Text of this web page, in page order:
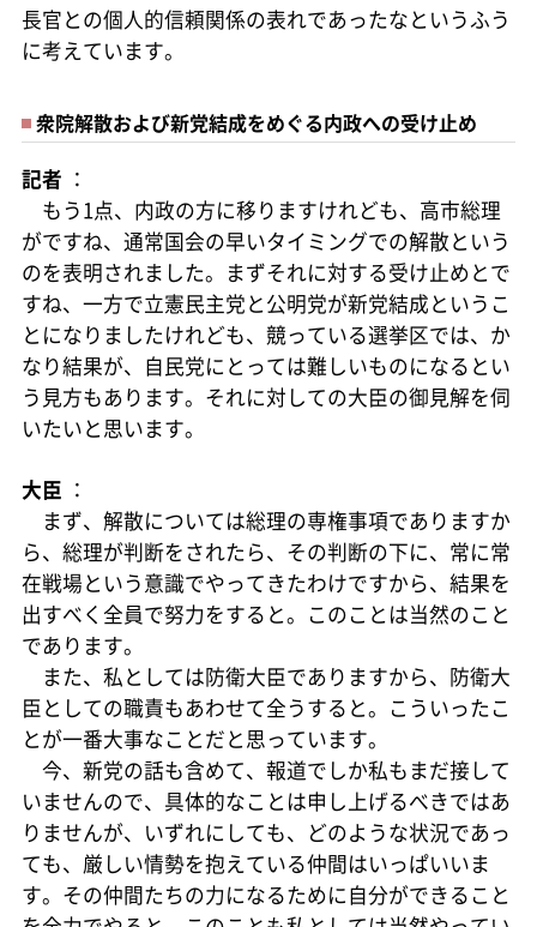
長官との個人的信頼関係の表れであったなというふう
に考えています。
衆院解散および新党結成をめぐる内政への受け止め
記者 ：
もう1点、内政の方に移りますけれども、高市総理
がですね、通常国会の早いタイミングでの解散という
のを表明されました。まずそれに対する受け止めとで
すね、一方で立憲民主党と公明党が新党結成というこ
とになりましたけれども、競っている選挙区では、か
なり結果が、自民党にとっては難しいものになるとい
う見方もあります。それに対しての大臣の御見解を伺
いたいと思います。
大臣 ：
まず、解散については総理の専権事項でありますか
ら、総理が判断をされたら、その判断の下に、常に常
在戦場という意識でやってきたわけですから、結果を
出すべく全員で努力をすると。このことは当然のこと
であります。
また、私としては防衛大臣でありますから、防衛大
臣としての職責もあわせて全うすると。こういったこ
とが一番大事なことだと思っています。
今、新党の話も含めて、報道でしか私もまだ接して
いませんので、具体的なことは申し上げるべきではあ
りませんが、いずれにしても、どのような状況であっ
ても、厳しい情勢を抱えている仲間はいっぱいいま
す。その仲間たちの力になるために自分ができること